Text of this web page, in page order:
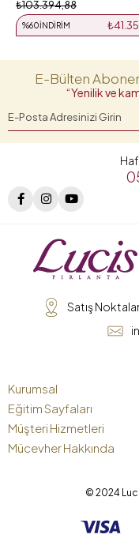
%60İNDIRIM
₺103.394,88
E-Bülten
“Yenilik ve
Satış
Kurumsal
Eğitim Sayfaları
Müşteri Hizmetleri
Mücevher Hakkında
© 2024